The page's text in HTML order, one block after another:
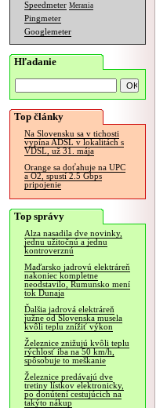
Speedmeter Merania
Pingmeter
Googlemeter
Hľadanie
Top články
Na Slovensku sa v tichosti
vypína ADSL v lokalitách s
VDSL, už 31. mája
Orange sa doťahuje na UPC
a O2, spustí 2.5 Gbps
pripojenie
Top správy
Alza nasadila dve novinky,
jednu užitočnú a jednu
kontroverznú
Maďarsko jadrovú elektráreň
nakoniec kompletne
neodstavilo, Rumunsko mení
tok Dunaja
Ďalšia jadrová elektráreň
južne od Slovenska musela
kvôli teplu znížiť výkon
Železnice znižujú kvôli teplu
rýchlosť iba na 50 km/h,
spôsobuje to meškanie
Železnice predávajú dve
tretiny lístkov elektronicky,
po donútení cestujúcich na
takýto nákup